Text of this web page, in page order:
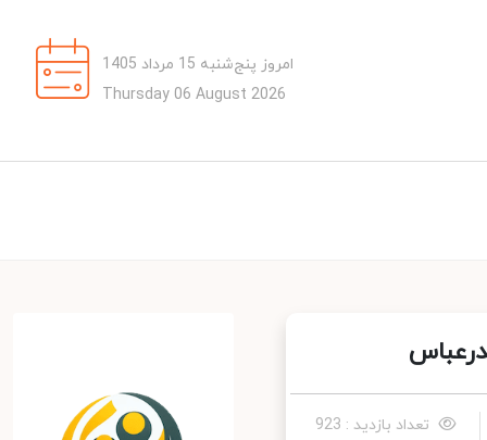
امروز پنج‌شنبه 15 مرداد 1405
Thursday 06 August 2026
تعداد بازدید : 923